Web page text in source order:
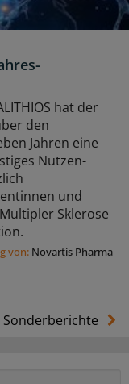
hat der
den
Jahren eine
Nutzen-
und
Sklerose
von: Novartis Pharma